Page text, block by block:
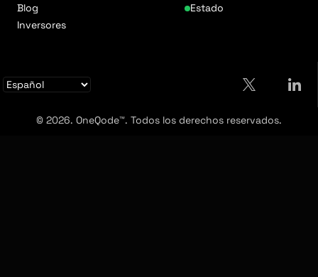
Blog
Inversores
Estado
© 2026. OneQode™. Todos los derechos reservados.